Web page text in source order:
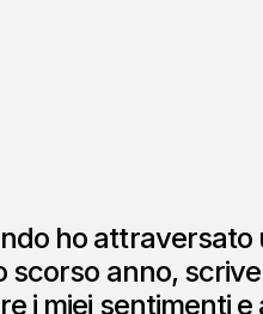
ho attraversato
scorso anno,
i miei sentimenti